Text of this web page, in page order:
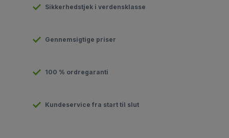
Sikkerhedstjek i verdensklasse
Gennemsigtige priser
100 % ordregaranti
Kundeservice fra start til slut